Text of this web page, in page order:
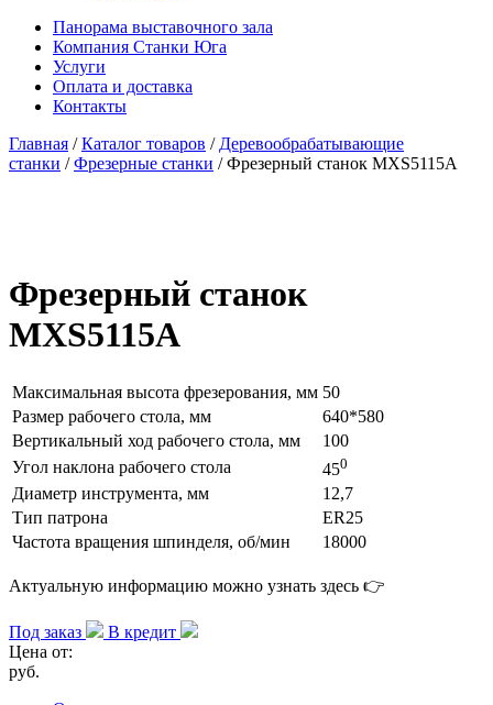
Панорама выставочного зала
Компания Станки Юга
Услуги
Оплата и доставка
Контакты
Главная /Каталог товаров / Деревообрабатывающие
станки /Фрезерные станки / Фрезерный станок MXS5115A
Фрезерный станок
MXS5115A
Максимальная высота фрезерования, мм 50
Размер рабочего стола, мм
640*580
Вертикальный ход рабочего стола, мм
100
Угол наклона рабочего стола
450
Диаметр инструмента, мм
12,7
Тип патрона
ER25
Частота вращения шпинделя, об/мин
18000
Актуальную информацию можно узнать здесь 👉
Под заказ
В кредит
Цена от:
руб.